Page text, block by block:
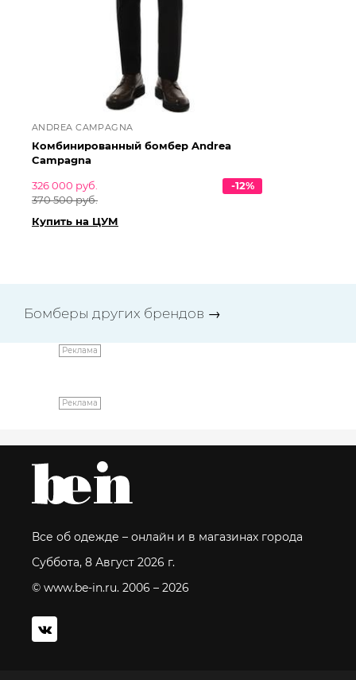
ANDREA CAMPAGNA
Комбинированный бомбер Andrea
Campagna
326 000 руб.
370 500 руб.
-12%
Купить на ЦУМ
Бомберы других брендов →
Реклама
Реклама
Все об одежде – онлайн и в магазинах города
Суббота, 8 Август 2026 г.
© www.be-in.ru. 2006 – 2026